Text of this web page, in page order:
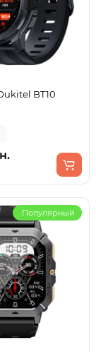
BT10
Популярный